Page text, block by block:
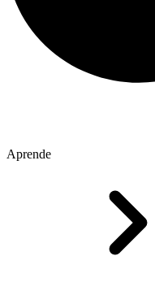
Aprende